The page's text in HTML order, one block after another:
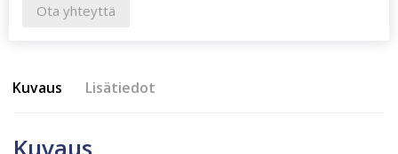
Ota yhteyttä
Kuvaus Lisätiedot